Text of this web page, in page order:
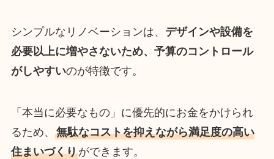
シンプルなリノベーションは、 デザインや設備を
必要以上に増やさないため、予算のコントロール
がしやすいのが特徴です。
「本当に必要なもの」に優先的にお金をかけられ
るため、 無駄なコストを抑えながら満足度の高い
住まいづくりができます。